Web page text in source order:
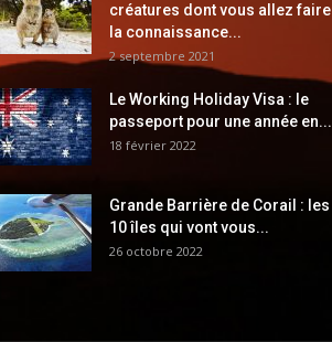
créatures dont vous allez faire
la connaissance...
2 septembre 2021
Le Working Holiday Visa : le
passeport pour une année en...
18 février 2022
Grande Barrière de Corail : les
10 îles qui vont vous...
26 octobre 2022